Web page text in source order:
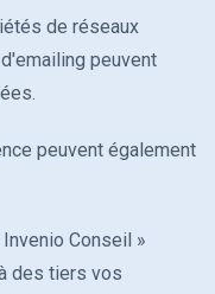
de réseaux
peuvent
peuvent également
Conseil »
des tiers vos